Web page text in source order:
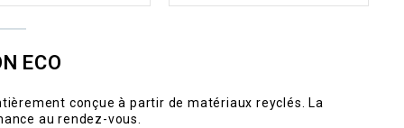
ECO
conçue à partir de matériaux reyclés. La
au rendez-vous.